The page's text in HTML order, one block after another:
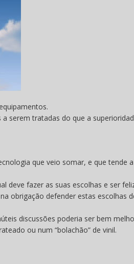
serem tratadas do que a
que veio somar, e que tende
deve fazer as suas escolhas e ser
obrigação defender estas escolhas
discussões poderia ser bem
ou num “bolachão” de vinil.